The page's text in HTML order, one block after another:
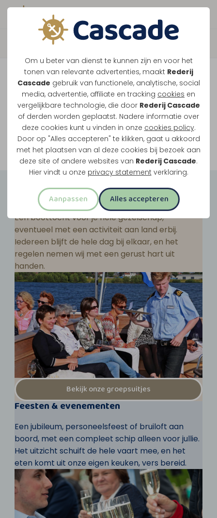
Om u beter van dienst te kunnen zijn en voor het
tonen van relevante advertenties, maakt Rederij
Cascade gebruik van functionele, analytische, social
media, advertentie, affiliate en tracking cookies en
vergelijkbare technologie, die door Rederij Cascade
of derden worden geplaatst. Nadere informatie over
deze cookies kunt u vinden in onze cookies policy.
Door op "Alles accepteren" te klikken, gaat u akkoord
met het plaatsen van al deze cookies bij bezoek aan
deze site of andere websites van Rederij Cascade.
Hier vindt u onze privacy statement verklaring.
Aanpassen Alles accepteren
Boek direct je vaart
Vaar je mee over de
Maasplassen?
Ondanks de lage waterstanden gaan
onze vaarten gewoon door.
Bekijk onze rondvaarten
Groepsuitjes
Een boottocht voor je hele gezelschap,
eventueel met een activiteit aan land erbij.
Iedereen blijft de hele dag bij elkaar, en het
regelen nemen wij met een gerust hart uit
handen.
Bekijk onze groepsuitjes
Feesten & evenementen
Een jubileum, personeelsfeest of bruiloft aan
boord, met een compleet schip alleen voor jullie.
Het uitzicht schuift de hele vaart mee, en het
eten komt uit onze eigen keuken, vers bereid.